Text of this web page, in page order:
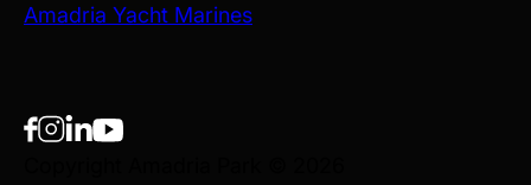
Amadria Yacht Marines